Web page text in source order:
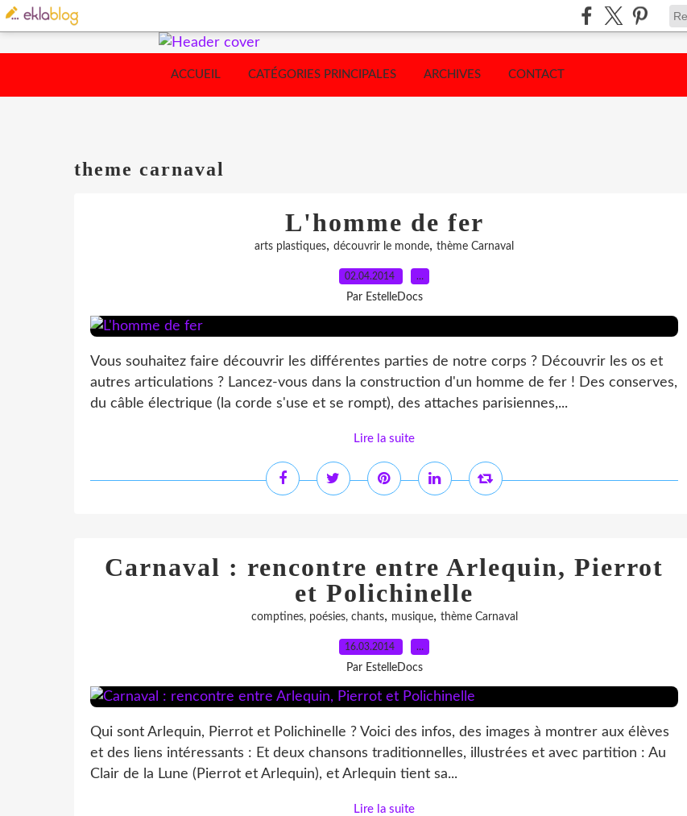
ACCUEIL CATÉGORIES PRINCIPALES ARCHIVES CONTACT
theme carnaval
L'homme de fer
arts plastiques, découvrir le monde, thème Carnaval
02.04.2014 …
Par EstelleDocs
Vous souhaitez faire découvrir les différentes parties de notre corps ? Découvrir les os et
autres articulations ? Lancez-vous dans la construction d'un homme de fer ! Des conserves,
du câble électrique (la corde s'use et se rompt), des attaches parisiennes,...
Lire la suite
Carnaval : rencontre entre Arlequin, Pierrot
et Polichinelle
comptines, poésies, chants, musique, thème Carnaval
16.03.2014 …
Par EstelleDocs
Qui sont Arlequin, Pierrot et Polichinelle ? Voici des infos, des images à montrer aux élèves
et des liens intéressants : Et deux chansons traditionnelles, illustrées et avec partition : Au
Clair de la Lune (Pierrot et Arlequin), et Arlequin tient sa...
Lire la suite